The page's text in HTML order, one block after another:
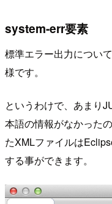
system-err要素
標準エラー出力につい
様です。
というわけで、あまり
本語の情報がなかった
たXMLファイルは
する事ができます。